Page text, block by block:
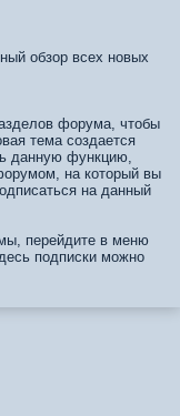
обзор всех новых
форума, чтобы
тема создается
данную функцию,
на который вы
на данный
перейдите в меню
подписки можно